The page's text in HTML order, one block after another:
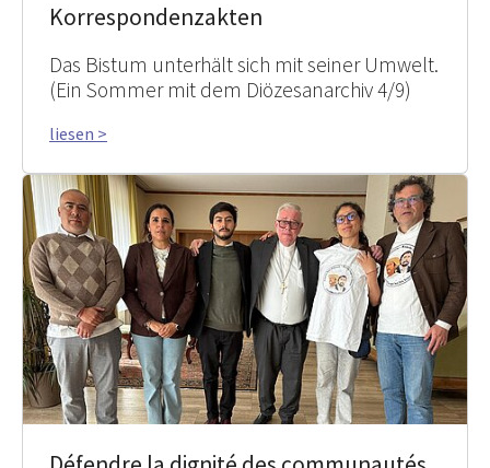
Korrespondenzakten
Das Bistum unterhält sich mit seiner Umwelt.
(Ein Sommer mit dem Diözesanarchiv 4/9)
liesen >